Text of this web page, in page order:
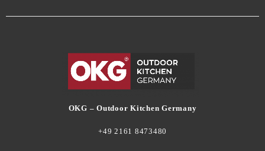
OKG – Outdoor Kitchen Germany
+49 2161 8473480